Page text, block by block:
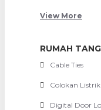
View More
RUMAH
Cable Ties
Colokan Listrik
Digital Door